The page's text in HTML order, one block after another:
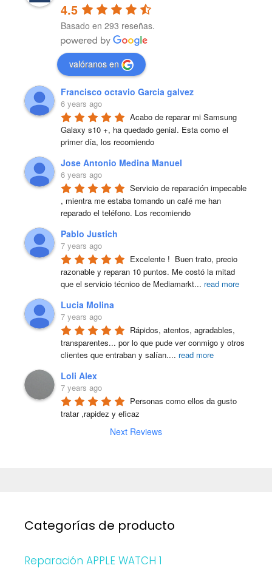
4.5
Basado en 293 reseñas.
valóranos en
Francisco octavio Garcia galvez
6 years ago
Acabo de reparar mi Samsung
Galaxy s10 +, ha quedado genial. Esta como el
primer día, los recomiendo
Jose Antonio Medina Manuel
6 years ago
Servicio de reparación impecable
, mientra me estaba tomando un café me han
reparado el teléfono. Los recomiendo
Pablo Justich
7 years ago
Excelente !  Buen trato, precio
razonable y reparan 10 puntos. Me costó la mitad
que el servicio técnico de Mediamarkt... read more
Lucia Molina
7 years ago
Rápidos, atentos, agradables,
transparentes... por lo que pude ver conmigo y otros
clientes que entraban y salían.... read more
Loli Alex
7 years ago
Personas como ellos da gusto
tratar ,rapidez y eficaz
Next Reviews
Categorías de producto
Reparación APPLE WATCH 1